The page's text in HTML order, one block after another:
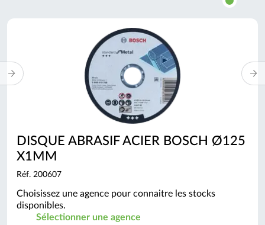
DISQUE ABRASIF ACIER BOSCH Ø125
X1MM
Réf. 200607
Choisissez une agence pour connaitre les stocks
disponibles.
Sélectionner une agence